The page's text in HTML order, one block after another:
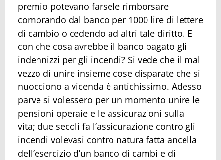
premio potevano farsele rimborsare
comprando dal banco per 1000 lire di lettere
di cambio o cedendo ad altri tale diritto. E
con che cosa avrebbe il banco pagato gli
indennizzi per gli incendi? Si vede che il mal
vezzo di unire insieme cose disparate che si
nuocciono a vicenda è antichissimo. Adesso
parve si volessero per un momento unire le
pensioni operaie e le assicurazioni sulla
vita; due secoli fa l’assicurazione contro gli
incendi volevasi contro natura fatta ancella
dell’esercizio d’un banco di cambi e di